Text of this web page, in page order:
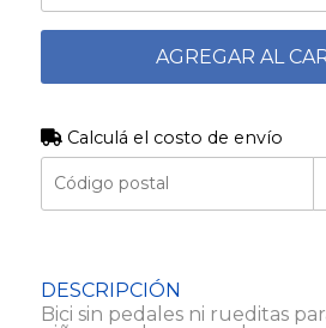
AGREGAR AL
Calculá el costo de envío
DESCRIPCIÓN
Bici sin pedales ni rueditas